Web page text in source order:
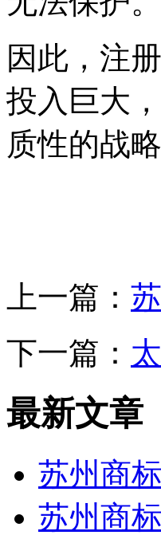
因此，注
投入巨大
质性的战略
上一篇：
下一篇：
最新文章
苏州商
苏州商